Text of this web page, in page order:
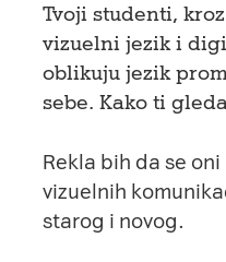
Tvoji studenti,
vizuelni jezik i
oblikuju jezik
sebe. Kako ti
Rekla bih da se
vizuelnih
starog i novog.